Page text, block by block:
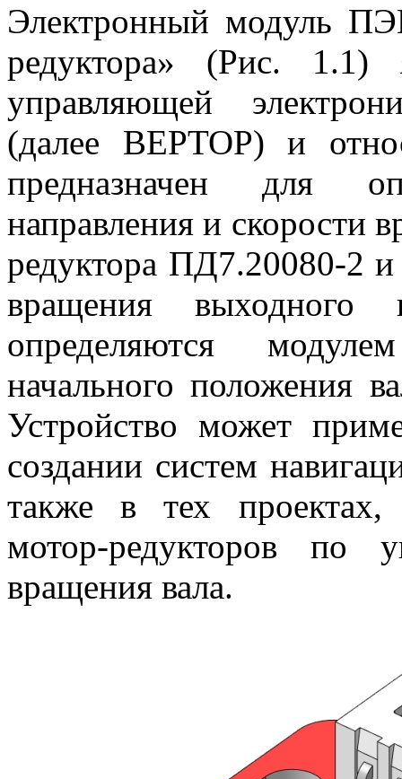
Электронный модуль
редуктора» (Рис. 1.1)
управляющей
(далее ВЕРТОР) и
предназначен для
направления и скорости
редуктора ПД7.20080-2 и
вращения выходного
определяются
начального положения
Устройство может
создании систем
также в тех проектах,
мотор-редукторов по
вращения вала.